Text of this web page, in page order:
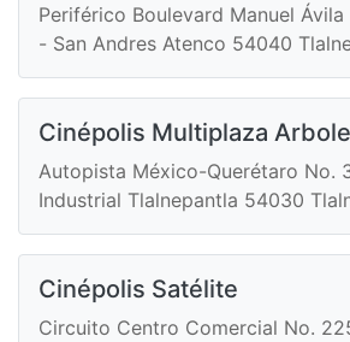
Periférico Boulevard Manuel
- San Andres Atenco 54040
Cinépolis Multiplaza
Autopista México-Querétaro No.
Industrial Tlalnepantla 54030
Cinépolis Satélite
Circuito Centro Comercial No.